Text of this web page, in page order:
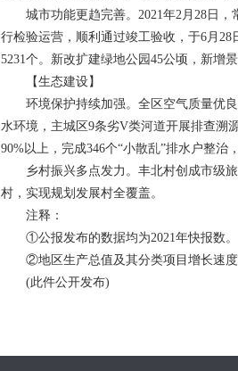
城市功能更趋完善。2021年2月28日
行检验运营，顺利通过竣工验收，于6月
5231个。新改扩建绿地公园45公顷，新增
【生态建设】
环境保护持续加强。全区空气质量优
水环境，主城区9条劣V类河道开展排查溯
90%以上，完成346个“小散乱”排水户整治
乡村振兴多点发力。丰北村创成市级
村，实现规划发展村全覆盖。
注释：
①公报发布的数据均为2021年快报数
②地区生产总值及其分类项目增长速
(此件公开发布)